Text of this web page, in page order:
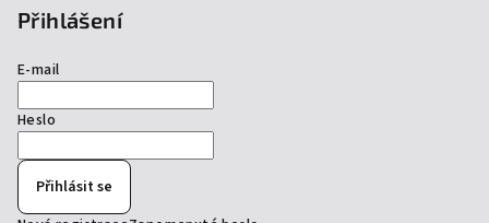
Přihlášení
E-mail
Heslo
Přihlásit se